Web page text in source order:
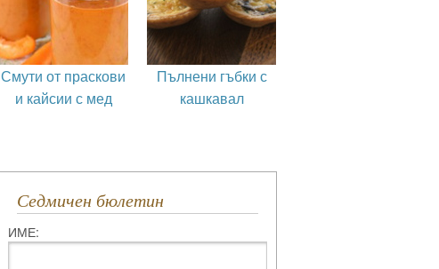
Смути от праскови
и кайсии с мед
Пълнени гъбки с
кашкавал
Седмичен бюлетин
ИМЕ: